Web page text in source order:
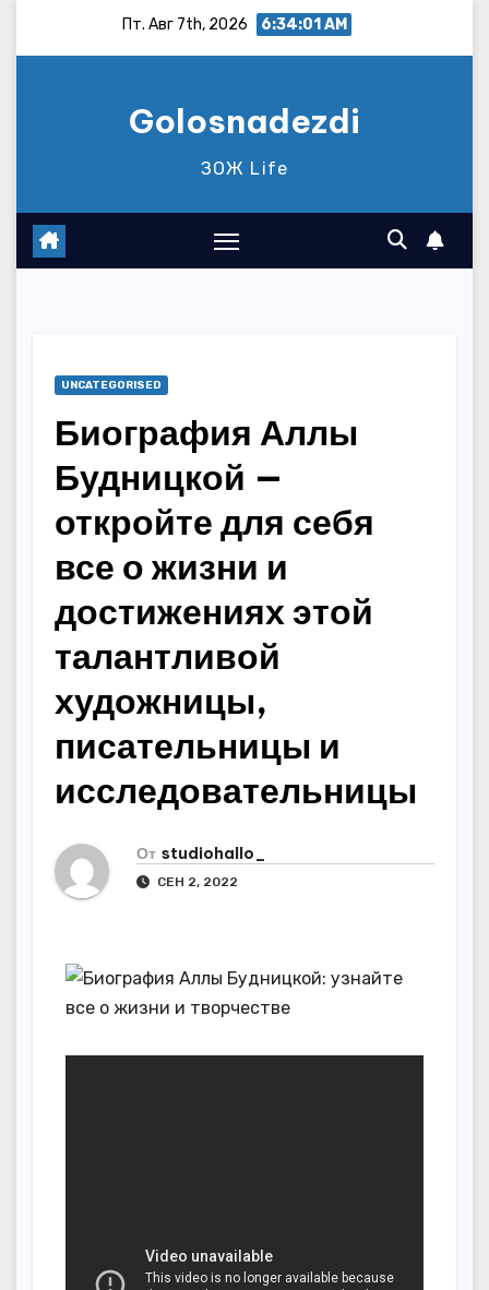
Пт. Авг 7th, 2026 6:34:02 AM
Golosnadezdi
ЗОЖ Life
UNCATEGORISED
Биография Аллы
Будницкой —
откройте для себя
все о жизни и
достижениях этой
талантливой
художницы,
писательницы и
исследовательницы
От studiohallo_
СЕН 2, 2022